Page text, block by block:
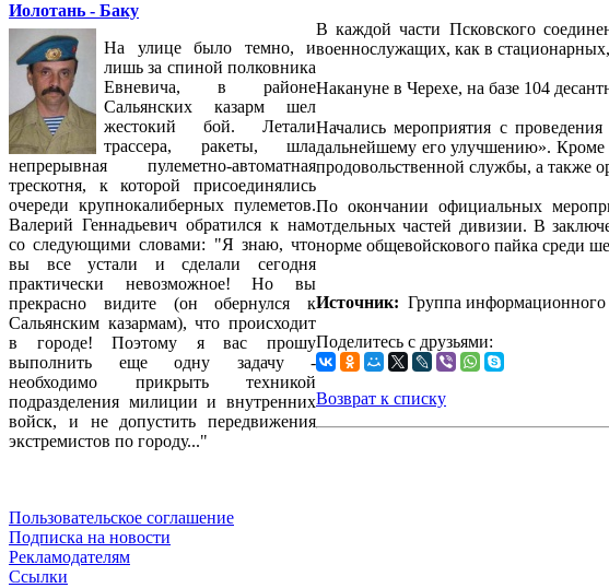
Иолотань - Баку
На улице было темно, и
лишь за спиной полковника
Евневича, в районе
Сальянских казарм шел
жестокий бой. Летали
трассера, ракеты, шла
непрерывная пулеметно-автоматная
трескотня, к которой присоединялись
очереди крупнокалиберных пулеметов.
Валерий Геннадьевич обратился к нам
со следующими словами: "Я знаю, что
вы все устали и сделали сегодня
практически невозможное! Но вы
прекрасно видите (он обернулся к
Сальянским казармам), что происходит
в городе! Поэтому я вас прошу
выполнить еще одну задачу -
необходимо прикрыть техникой
подразделения милиции и внутренних
войск, и не допустить передвижения
экстремистов по городу..."
Пользовательское соглашение
Подписка на новости
Рекламодателям
Ссылки
В каждой части Псковского
военнослужащих, как в
Накануне в Черехе, на базе 104
Начались мероприятия с
дальнейшему его улучшению». Кроме
продовольственной службы, а также
По окончании официальных
отдельных частей дивизии. В
норме общевойскового пайка среди
Источник: Группа
Поделитесь с друзьями:
Возврат к списку